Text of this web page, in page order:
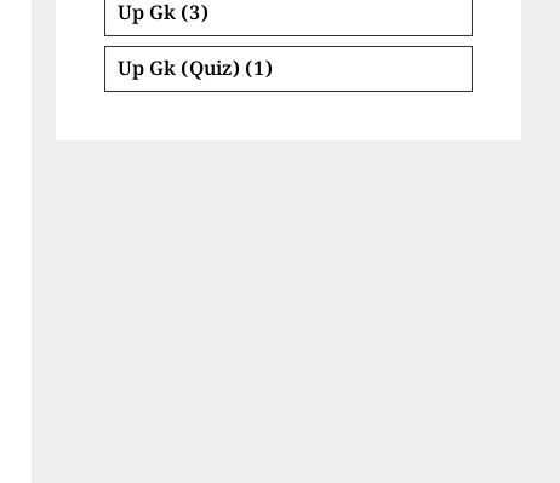
Up Gk (3)
Up Gk (Quiz) (1)